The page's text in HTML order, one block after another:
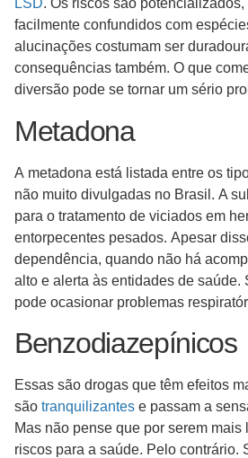
LSD. Os riscos são
facilmente confundidos com
alucinações costumam ser
consequências também. O que
diversão pode se tornar um sério
Metadona
A metadona está listada entre os
não muito divulgadas no Brasil. A
para o tratamento de viciados em
entorpecentes pesados. Apesar
dependência, quando não há
alto e alerta às entidades de saúde.
pode ocasionar problemas
Benzodiazepínicos
Essas são drogas que têm efeitos
são tranquilizantes e passam a
Mas não pense que por serem
riscos para a saúde. Pelo contrário.